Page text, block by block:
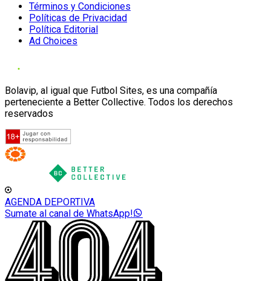
Términos y Condiciones
Políticas de Privacidad
Política Editorial
Ad Choices
Bolavip, al igual que Futbol Sites, es una compañía
perteneciente a Better Collective. Todos los derechos
reservados
AGENDA DEPORTIVA
Sumate al canal de WhatsApp!